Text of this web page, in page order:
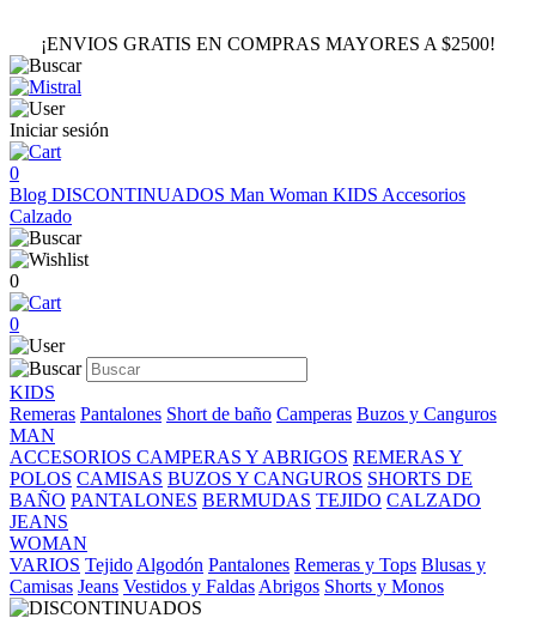
¡ENVIOS GRATIS EN COMPRAS MAYORES A $2500!
Iniciar sesión
0
Blog DISCONTINUADOS Man Woman KIDS Accesorios
Calzado
0
0
KIDS
Remeras Pantalones Short de baño Camperas Buzos y Canguros
MAN
ACCESORIOS CAMPERAS Y ABRIGOS REMERAS Y
POLOS CAMISAS BUZOS Y CANGUROS SHORTS DE
BAÑO PANTALONES BERMUDAS TEJIDO CALZADO
JEANS
WOMAN
VARIOS Tejido Algodón Pantalones Remeras y Tops Blusas y
Camisas Jeans Vestidos y Faldas Abrigos Shorts y Monos